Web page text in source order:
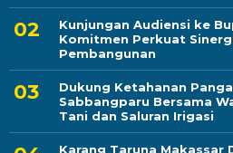
Kunjungan Audiensi ke
Komitmen Perkuat
Pembangunan
Dukung Ketahanan
Sabbangparu Bersama
Tani dan Saluran Irigasi
Karang Taruna Makassar